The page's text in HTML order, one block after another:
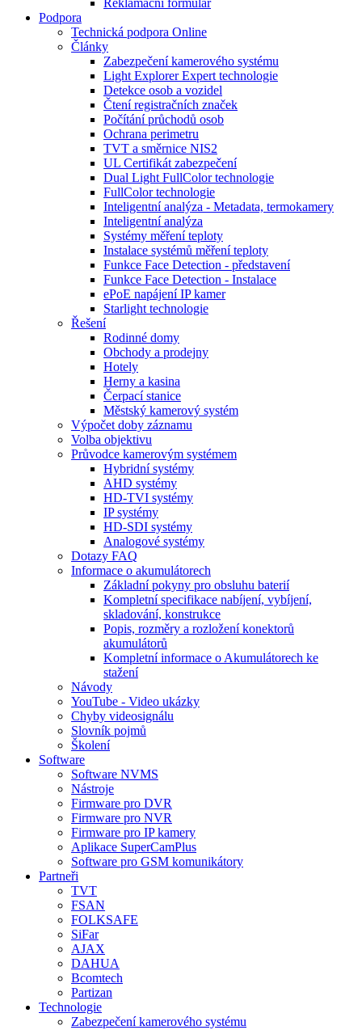
Reklamační formulář
Podpora
Technická podpora Online
Články
Zabezpečení kamerového systému
Light Explorer Expert technologie
Detekce osob a vozidel
Čtení registračních značek
Počítání průchodů osob
Ochrana perimetru
TVT a směrnice NIS2
UL Certifikát zabezpečení
Dual Light FullColor technologie
FullColor technologie
Inteligentní analýza - Metadata, termokamery
Inteligentní analýza
Systémy měření teploty
Instalace systémů měření teploty
Funkce Face Detection - představení
Funkce Face Detection - Instalace
ePoE napájení IP kamer
Starlight technologie
Řešení
Rodinné domy
Obchody a prodejny
Hotely
Herny a kasina
Čerpací stanice
Městský kamerový systém
Výpočet doby záznamu
Volba objektivu
Průvodce kamerovým systémem
Hybridní systémy
AHD systémy
HD-TVI systémy
IP systémy
HD-SDI systémy
Analogové systémy
Dotazy FAQ
Informace o akumulátorech
Základní pokyny pro obsluhu baterií
Kompletní specifikace nabíjení, vybíjení,
skladování, konstrukce
Popis, rozměry a rozložení konektorů
akumulátorů
Kompletní informace o Akumulátorech ke
stažení
Návody
YouTube - Video ukázky
Chyby videosignálu
Slovník pojmů
Školení
Software
Software NVMS
Nástroje
Firmware pro DVR
Firmware pro NVR
Firmware pro IP kamery
Aplikace SuperCamPlus
Software pro GSM komunikátory
Partneři
TVT
FSAN
FOLKSAFE
SiFar
AJAX
DAHUA
Bcomtech
Partizan
Technologie
Zabezpečení kamerového systému